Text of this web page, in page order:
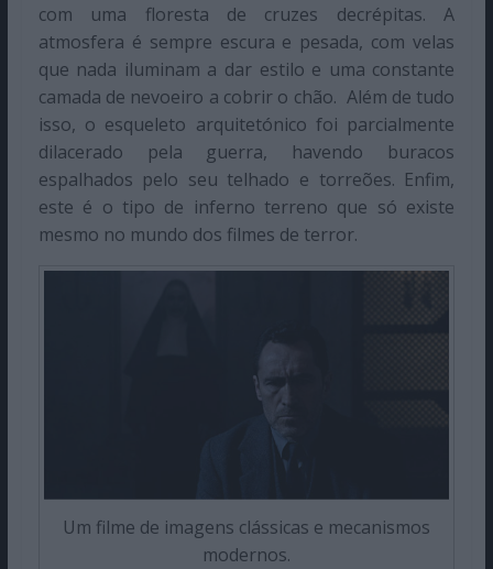
com uma floresta de cruzes decrépitas. A
atmosfera é sempre escura e pesada, com velas
que nada iluminam a dar estilo e uma constante
camada de nevoeiro a cobrir o chão. Além de tudo
isso, o esqueleto arquitetónico foi parcialmente
dilacerado pela guerra, havendo buracos
espalhados pelo seu telhado e torreões. Enfim,
este é o tipo de inferno terreno que só existe
mesmo no mundo dos filmes de terror.
Um filme de imagens clássicas e mecanismos
modernos.